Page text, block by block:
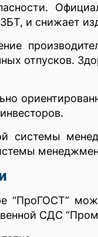
и снижает
отпусков.
системы
“ПроГОСТ”
СДС